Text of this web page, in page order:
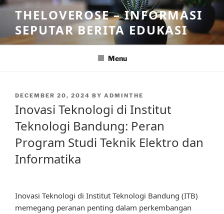
Skip
content
THELOVEROSE – INFORMASI
SEPUTAR BERITA EDUKASI
Menu
POSTED
DECEMBER 20, 2024 BY ADMINTHE
Inovasi Teknologi di Institut
Teknologi Bandung: Peran
Program Studi Teknik Elektro dan
Informatika
Inovasi Teknologi di Institut Teknologi Bandung (ITB)
memegang peranan penting dalam perkembangan